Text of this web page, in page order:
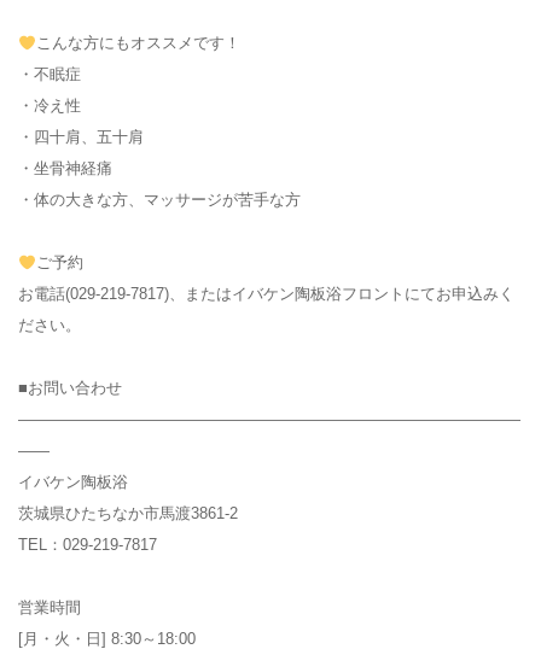
こんな方にもオススメです！
・不眠症
・冷え性
・四十肩、五十肩
・坐骨神経痛
・体の大きな方、マッサージが苦手な方
ご予約
お電話(029-219-7817)、またはイバケン陶板浴フロントにてお申込みく
ださい。
■お問い合わせ
————————————————————————————————
——
イバケン陶板浴
茨城県ひたちなか市馬渡3861-2
TEL：029-219-7817
営業時間
[月・火・日] 8:30～18:00